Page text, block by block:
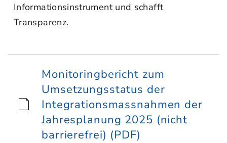
Informationsinstrument und schafft
Transparenz.
Monitoringbericht zum
Umsetzungsstatus der
Integrationsmassnahmen der
Jahresplanung 2025 (nicht
barrierefrei) (PDF)